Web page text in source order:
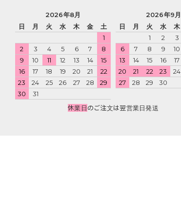
2026年8月
日
月 火 水 木 金
土
1
2
3 4 5 6 7
8
9
10 11 12 13 14
15
16
17 18 19 20 21
22
23
24 25 26 27 28
29
30
31
2026年9月
日
月 火 水 木
1
2 3
6
7 8 9 10
13
14 15 16 17
20
21 22 23 24
27
28 29 30
休業日のご注文は翌営業日発送